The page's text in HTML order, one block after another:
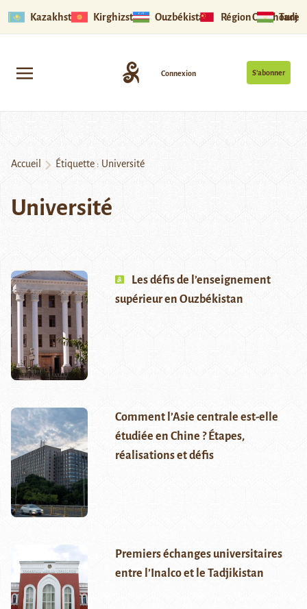
Kazakhstan Kirghizstan Ouzbékistan Région Ouïghoure
S’abonner
Connexion
Accueil Étiquette : Université
Université
Les défis de l’enseignement
supérieur en Ouzbékistan
Comment l’Asie centrale est-elle
étudiée en Chine ? Étapes,
réalisations et défis
Premiers échanges universitaires
entre l’Inalco et le Tadjikistan